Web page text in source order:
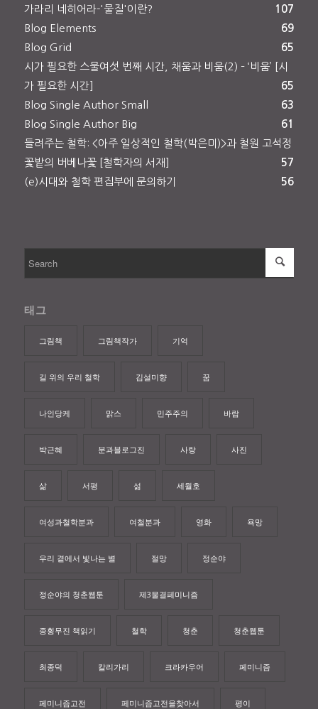
가라리 네히어라-'물질'이란?
107
Blog Elements
69
Blog Grid
65
시가 필요한 스물여섯 번째 시간, 채움과 비움(2) – ‘비움’ [시
가 필요한 시간]
65
Blog Single Author Small
63
Blog Single Author Big
61
들려주는 철학: <아주 일상적인 철학(박은미)>과 철원 고석정
꽃밭의 버베나꽃 [철학자의 서재]
57
(e)시대와 철학 편집부에 문의하기
56
태그
그림책 그림책작가 기억
길 위의 우리 철학 김설미향 꿈
나인당케 맑스 민주주의 바람
박근혜 분과블로그진 사랑 사진
삶 서평 섦 세월호
여성과철학분과 여철분과 영화 욕망
우리 곁에서 빛나는 별 절망 정순야
정순야의 청춘웹툰 제3물결페미니즘
종횡무진 책읽기 철학 청춘 청춘웹툰
최종덕 칼리가리 크라카우어 페미니즘
페미니즘고전 페미니즘고전을찾아서 평이